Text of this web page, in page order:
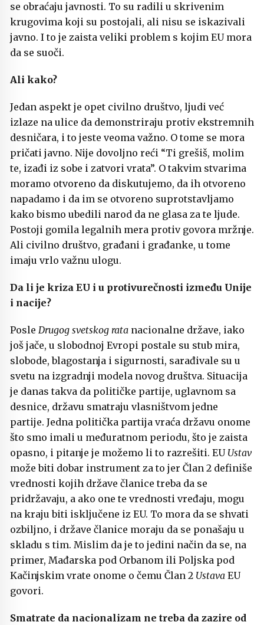
se obraćaju javnosti. To su radili u skrivenim
krugovima koji su postojali, ali nisu se iskazivali
javno. I to je zaista veliki problem s kojim EU mora
da se suoči.
Ali kako?
Jedan aspekt je opet civilno društvo, ljudi već
izlaze na ulice da demonstriraju protiv ekstremnih
desničara, i to jeste veoma važno. O tome se mora
pričati javno. Nije dovoljno reći “Ti grešiš, molim
te, izađi iz sobe i zatvori vrata”. O takvim stvarima
moramo otvoreno da diskutujemo, da ih otvoreno
napadamo i da im se otvoreno suprotstavljamo
kako bismo ubedili narod da ne glasa za te ljude.
Postoji gomila legalnih mera protiv govora mržnje.
Ali civilno društvo, građani i građanke, u tome
imaju vrlo važnu ulogu.
Da li je kriza EU i u protivurečnosti između Unije
i nacije?
Posle Drugog svetskog rata nacionalne države, iako
još jače, u slobodnoj Evropi postale su stub mira,
slobode, blagostanja i sigurnosti, sarađivale su u
svetu na izgradnji modela novog društva. Situacija
je danas takva da političke partije, uglavnom sa
desnice, državu smatraju vlasništvom jedne
partije. Jedna politička partija vraća državu onome
što smo imali u međuratnom periodu, što je zaista
opasno, i pitanje je možemo li to razrešiti. EU Ustav
može biti dobar instrument za to jer Član 2 definiše
vrednosti kojih države članice treba da se
pridržavaju, a ako one te vrednosti vređaju, mogu
na kraju biti isključene iz EU. To mora da se shvati
ozbiljno, i države članice moraju da se ponašaju u
skladu s tim. Mislim da je to jedini način da se, na
primer, Mađarska pod Orbanom ili Poljska pod
Kačinjskim vrate onome o čemu Član 2 Ustava EU
govori.
Smatrate da nacionalizam ne treba da zazire od